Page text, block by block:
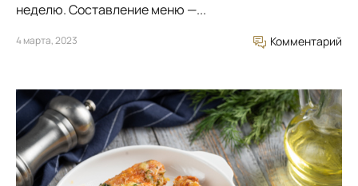
неделю. Составление меню —...
4 марта, 2023 Комментарий